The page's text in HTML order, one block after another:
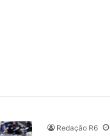
Redação R6